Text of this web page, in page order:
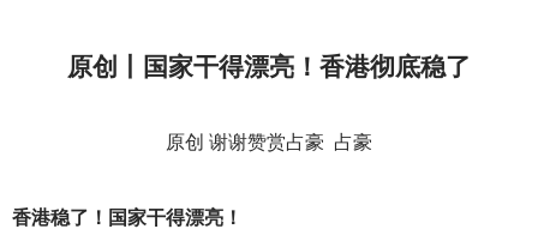
原创丨国家干得漂亮！香港彻底稳了
原创 谢谢赞赏占豪 占豪
香港稳了！国家干得漂亮！